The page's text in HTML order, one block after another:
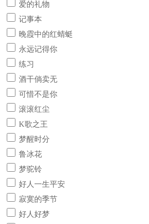
爱的礼物
记事本
晚霞中的红蜻蜓
永远记得你
练习
酒干倘卖无
可惜不是你
滚滚红尘
K歌之王
梦醒时分
鲁冰花
梦驼铃
好人一生平安
寂寞的季节
好人好梦